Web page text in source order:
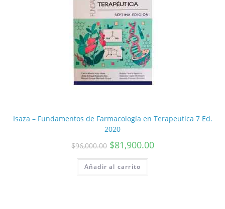
Isaza – Fundamentos de Farmacología en Terapeutica 7 Ed.
2020
$96,000.00 $81,900.00
Añadir al carrito